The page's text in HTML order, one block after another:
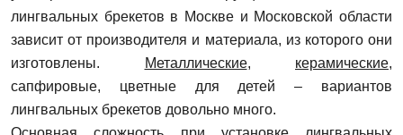
лингвальных брекетов в Москве и Московской области
зависит от производителя и материала, из которого они
изготовлены.
Металлические, керамические,
сапфировые, цветные для детей – вариантов
лингвальных брекетов довольно много.